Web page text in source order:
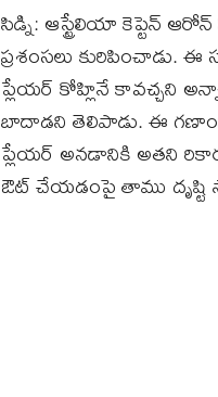
సిడ్ని: ఆస్ట్రేలియా కెప్టెన్‌
ప్రశంసలు కురిపించాడు.
ప్లేయర్‌ కోహ్లినే కావచ్చని
బాదాడని తెలిపాడు. ఈ
ప్లేయర్‌ అనడానికి అతని
ఔట్ చేయడంపై తాము దృష్టి